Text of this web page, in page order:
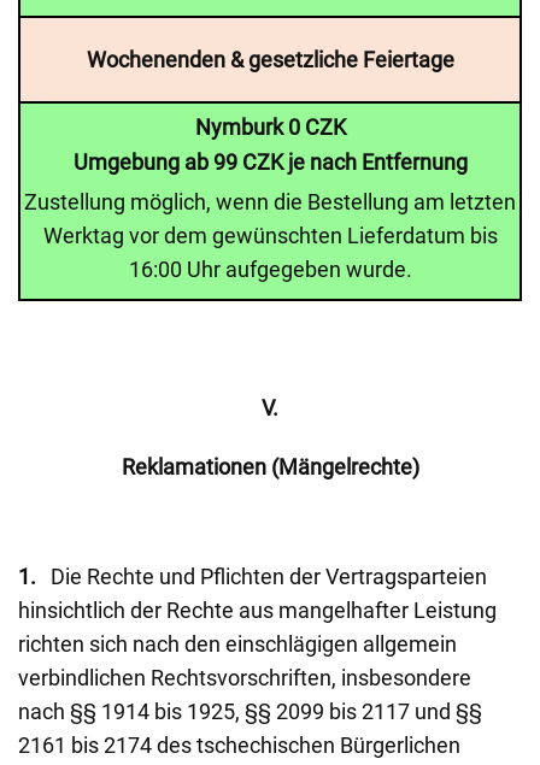
Wochenenden & gesetzliche Feiertage
Nymburk 0 CZK
Umgebung ab 99 CZK je nach Entfernung
Zustellung möglich, wenn die Bestellung am letzten
Werktag vor dem gewünschten Lieferdatum bis
16:00 Uhr aufgegeben wurde.
V.
Reklamationen (Mängelrechte)
1. Die Rechte und Pflichten der Vertragsparteien
hinsichtlich der Rechte aus mangelhafter Leistung
richten sich nach den einschlägigen allgemein
verbindlichen Rechtsvorschriften, insbesondere
nach §§ 1914 bis 1925, §§ 2099 bis 2117 und §§
2161 bis 2174 des tschechischen Bürgerlichen